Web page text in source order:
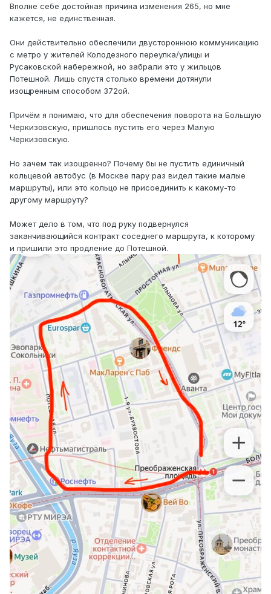
Вполне себе достойная причина изменения 265, но мне
кажется, не единственная.
Они действительно обеспечили двустороннюю коммуникацию
с метро у жителей Колодезного переулка/улицы и
Русаковской набережной, но забрали это у жильцов
Потешной. Лишь спустя столько времени дотянули
изощренным способом 372ой.
Причём я понимаю, что для обеспечения поворота на Большую
Черкизовскую, пришлось пустить его через Малую
Черкизовскую.
Но зачем так изощренно? Почему бы не пустить единичный
кольцевой автобус (в Москве пару раз видел такие малые
маршруты), или это кольцо не присоединить к какому-то
другому маршруту?
Может дело в том, что под руку подвернулся
заканчивающийся контракт соседнего маршрута, к которому
и пришили это продление до Потешной.